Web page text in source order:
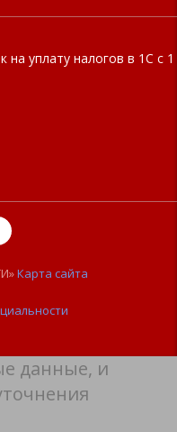
уплату налогов в 1С с 1
Карта сайта
данные, и